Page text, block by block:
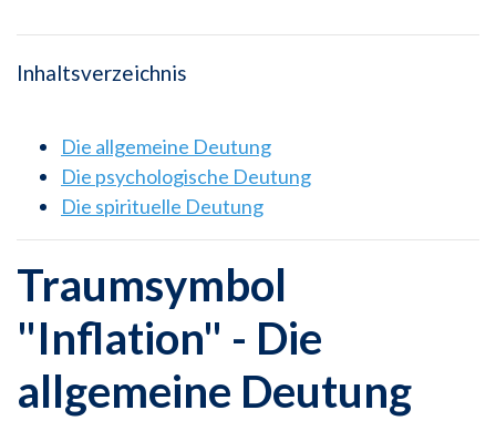
Inhaltsverzeichnis
Die allgemeine Deutung
Die psychologische Deutung
Die spirituelle Deutung
Traumsymbol
"Inflation" - Die
allgemeine Deutung